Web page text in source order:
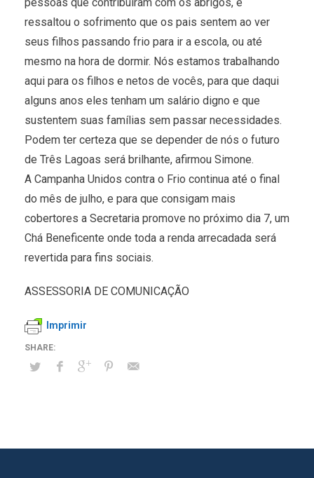
ressaltou o sofrimento que os pais sentem ao ver
seus filhos passando frio para ir a escola, ou até
mesmo na hora de dormir. Nós estamos trabalhando
aqui para os filhos e netos de vocês, para que daqui
alguns anos eles tenham um salário digno e que
sustentem suas famílias sem passar necessidades.
Podem ter certeza que se depender de nós o futuro
de Três Lagoas será brilhante, afirmou Simone.
A Campanha Unidos contra o Frio continua até o final
do mês de julho, e para que consigam mais
cobertores a Secretaria promove no próximo dia 7, um
Chá Beneficente onde toda a renda arrecadada será
revertida para fins sociais.
ASSESSORIA DE COMUNICAÇÃO
Imprimir